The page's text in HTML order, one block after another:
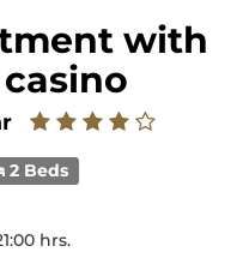
with
2 Beds
hrs.